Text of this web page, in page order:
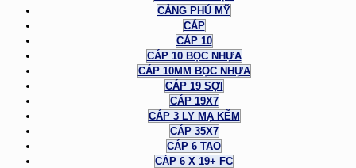
CẢNG PHÚ MỸ
CÁP
CÁP 10
CÁP 10 BỌC NHỰA
CÁP 10MM BỌC NHỰA
CÁP 19 SỢI
CÁP 19X7
CÁP 3 LY MẠ KẼM
CÁP 35X7
CÁP 6 TAO
CÁP 6 X 19+ FC